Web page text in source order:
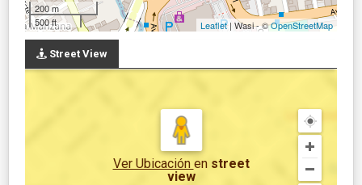
200 m
500 ft
Leaflet| Wasi - ©OpenStreetMap
Street View
Ver Ubicación en street
view